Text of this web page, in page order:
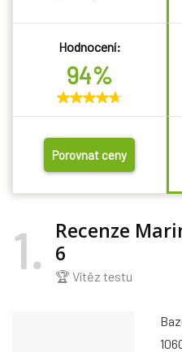
Hodnocení:
94%
Porovnat ceny
1
Recenze
6
🏆 Vítěz testu